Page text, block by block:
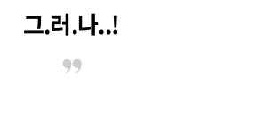
그.러.나..!